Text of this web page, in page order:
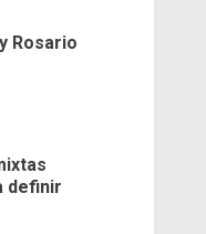
Rosario
definir